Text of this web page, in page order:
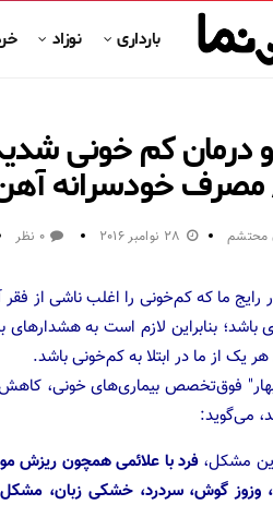
بارداری نوزاد
درمان کم خونی
مصرف خودسرانه
محتشم 28 نوامبر 2016 0 نظر
رایج ما که کم‌خونی را اغلب ناشی از فقر
باشد؛ بنابراین لازم است به
یک از ما در ابتلا به کم‌خونی باشد.
فوق‌تخصص بیماری‌های خونی،
می‌گوید:
مشکل،فرد با علائمی همچون ریزش
وزوز گوش، سردرد، خشکی زبان،